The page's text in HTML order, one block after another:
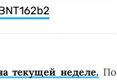
текущей неделе. По